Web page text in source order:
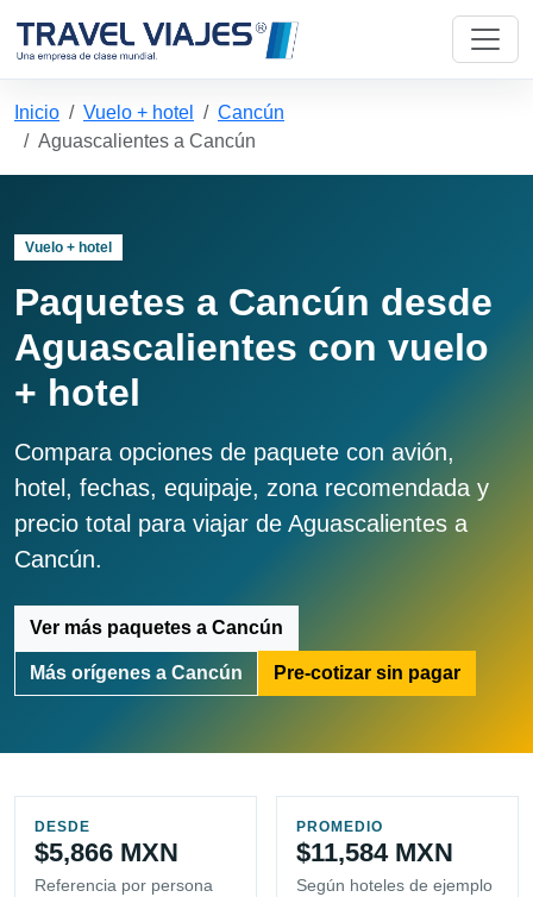
Inicio Vuelo + hotel
Cancún
Aguascalientes a Cancún
Vuelo + hotel
Paquetes a Cancún desde
Aguascalientes con vuelo
+ hotel
Compara opciones de paquete con avión,
hotel, fechas, equipaje, zona recomendada y
precio total para viajar de Aguascalientes a
Cancún.
Ver más paquetes a Cancún
Más orígenes a Cancún Pre-cotizar sin pagar
DESDE
$5,866 MXN
Referencia por persona
PROMEDIO
$11,584 MXN
Según hoteles de ejemplo